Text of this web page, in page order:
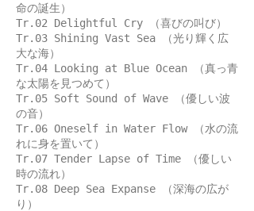
命の誕生）
Tr.02 Delightful Cry （喜びの叫び）
Tr.03 Shining Vast Sea （光り輝く広
大な海）
Tr.04 Looking at Blue Ocean （真っ青
な太陽を見つめて）
Tr.05 Soft Sound of Wave （優しい波
の音）
Tr.06 Oneself in Water Flow （水の流
れに身を置いて）
Tr.07 Tender Lapse of Time （優しい
時の流れ）
Tr.08 Deep Sea Expanse （深海の広が
り）